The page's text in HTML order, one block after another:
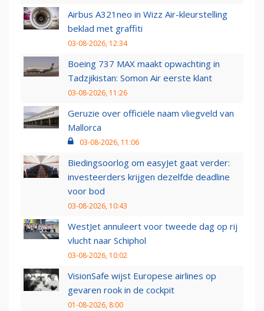
Airbus A321neo in Wizz Air-kleurstelling
beklad met graffiti
03-08-2026, 12:34
Boeing 737 MAX maakt opwachting in
Tadzjikistan: Somon Air eerste klant
03-08-2026, 11:26
Geruzie over officiële naam vliegveld van
Mallorca
03-08-2026, 11:06
Biedingsoorlog om easyJet gaat verder:
investeerders krijgen dezelfde deadline
voor bod
03-08-2026, 10:43
WestJet annuleert voor tweede dag op rij
vlucht naar Schiphol
03-08-2026, 10:02
VisionSafe wijst Europese airlines op
gevaren rook in de cockpit
01-08-2026, 8:00